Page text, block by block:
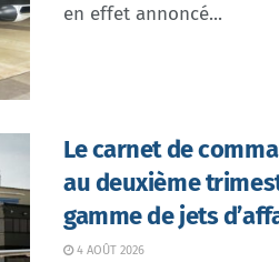
en effet annoncé...
Le carnet de
au deuxième
gamme de jets
4 AOÛT 2026